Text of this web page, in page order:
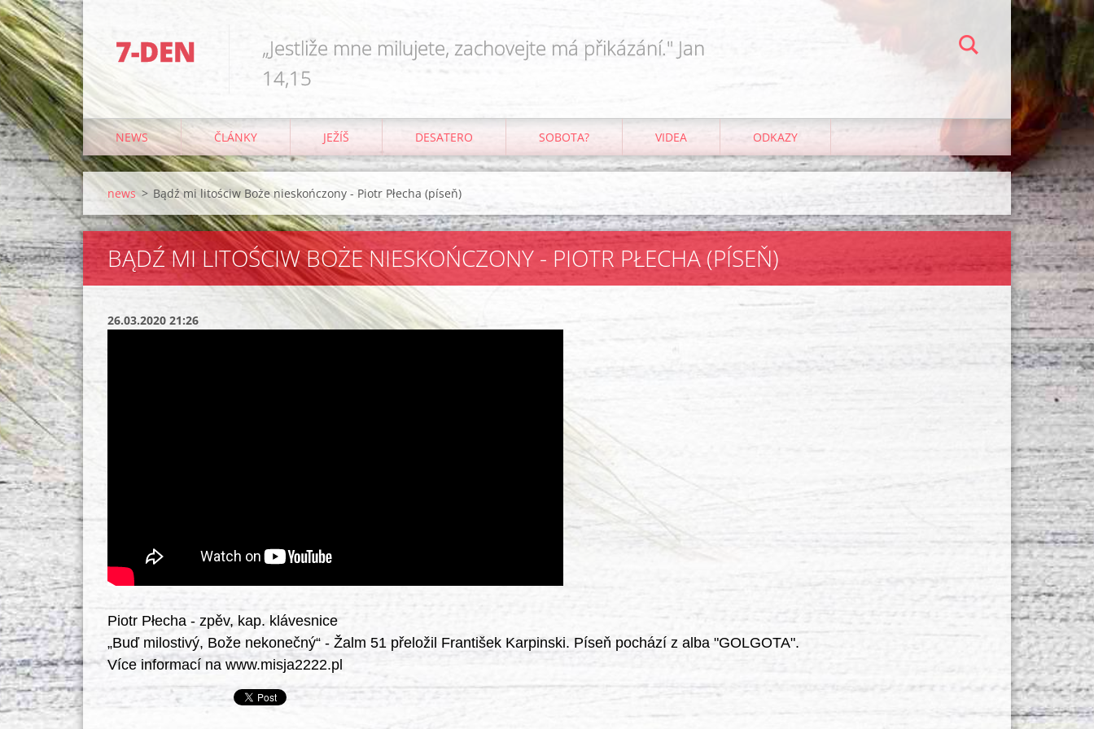
7-DEN
„Jestliže mne milujete, zachovejte má přikázání." Jan
14,15
NEWS ČLÁNKY JEŽÍŠ DESATERO SOBOTA? VIDEA ODKAZY
news > Bądź mi litościw Boże nieskończony - Piotr Płecha (píseň)
BĄDŹ MI LITOŚCIW BOŻE NIESKOŃCZONY - PIOTR PŁECHA (PÍSEŇ)
26.03.2020 21:26
Piotr Płecha - zpěv, kap. klávesnice
„Buď milostivý, Bože nekonečný“ - Žalm 51 přeložil František Karpinski. Píseň pochází z alba "GOLGOTA".
Více informací na www.misja2222.pl